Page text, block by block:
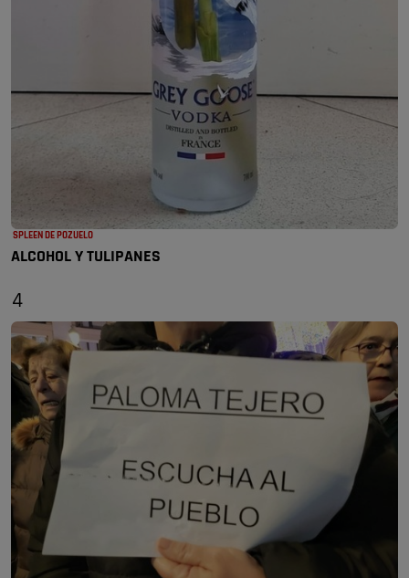
SPLEEN DE POZUELO
ALCOHOL Y TULIPANES
4